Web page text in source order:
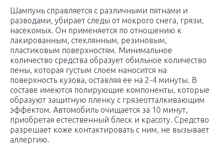
Шампунь справляется с различными пятнами и
разводами, убирает следы от мокрого снега, грязи,
насекомых. Он применяется по отношению к
лакированным, стеклянным, резиновым,
пластиковым поверхностям. Минимальное
количество средства образует обильное количество
пены, которая густым слоем наносится на
поверхность кузова, оставляя ее на 2-4 минуты. В
составе имеются полирующие компоненты, которые
образуют защитную пленку с грязеотталкивающим
эффектом. Автомобиль очищается за 10 минут,
приобретая естественный блеск и красоту. Средство
разрешает коже контактировать с ним, не вызывает
аллергию.